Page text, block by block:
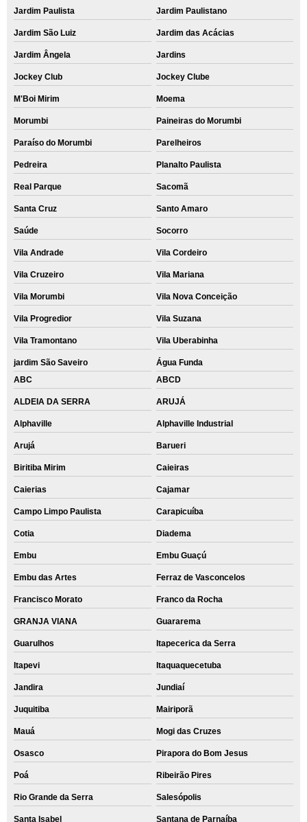
Jardim Paulista Jardim Paulistano
Jardim São Luiz Jardim das Acácias
Jardim Ângela Jardins
Jockey Club Jockey Clube
M'Boi Mirim Moema
Morumbi Paineiras do Morumbi
Paraíso do Morumbi Parelheiros
Pedreira Planalto Paulista
Real Parque Sacomã
Santa Cruz Santo Amaro
Saúde Socorro
Vila Andrade Vila Cordeiro
Vila Cruzeiro Vila Mariana
Vila Morumbi Vila Nova Conceição
Vila Progredior Vila Suzana
Vila Tramontano Vila Uberabinha
jardim São Saveiro
Água Funda
ABC
ABCD
ALDEIA DA SERRA ARUJÁ
Alphaville Alphaville Industrial
Arujá Barueri
Biritiba Mirim Caieiras
Caierias Cajamar
Campo Limpo Paulista Carapicuíba
Cotia Diadema
Embu Embu Guaçú
Embu das Artes Ferraz de Vasconcelos
Francisco Morato Franco da Rocha
GRANJA VIANA Guararema
Guarulhos Itapecerica da Serra
Itapevi Itaquaquecetuba
Jandira Jundiaí
Juquitiba Mairiporã
Mauá Mogi das Cruzes
Osasco Pirapora do Bom Jesus
Poá Ribeirão Pires
Rio Grande da Serra Salesópolis
Santa Isabel Santana de Parnaíba